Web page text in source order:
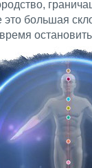
большая